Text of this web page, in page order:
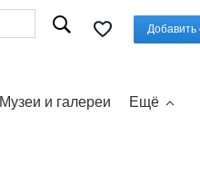
Добавить
Музеи и галереи Ещё